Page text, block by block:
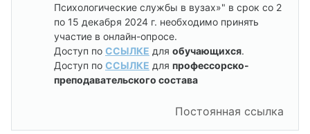
Психологические службы в вузах»" в срок со 2
по 15 декабря 2024 г. необходимо принять
участие в онлайн-опросе.
Доступ по ССЫЛКЕ для обучающихся.
Доступ по ССЫЛКЕ для профессорско-
преподавательского состава
Постоянная ссылка